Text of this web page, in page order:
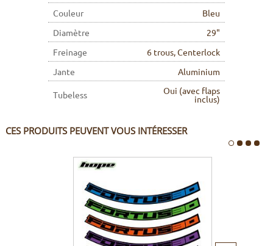
Couleur
Bleu
Diamètre
29"
Freinage
6 trous, Centerlock
Jante
Aluminium
Tubeless Oui (avec flaps
inclus)
CES PRODUITS PEUVENT VOUS INTÉRESSER